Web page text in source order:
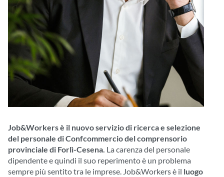
Job&Workers è il nuovo servizio di ricerca e selezione
del personale di Confcommercio del comprensorio
provinciale di Forlì-Cesena. La carenza del personale
dipendente e quindi il suo reperimento è un problema
sempre più sentito tra le imprese. Job&Workers è il luogo